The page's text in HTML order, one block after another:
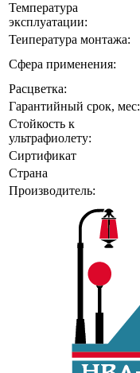
Температура
эксплуатации:
Теипература монтажа:
Сфера применения:
Расцветка:
Гарантийный срок, мес:
Стойкость к
ультрафиолету:
Сиртификат
Страна
Производитель: